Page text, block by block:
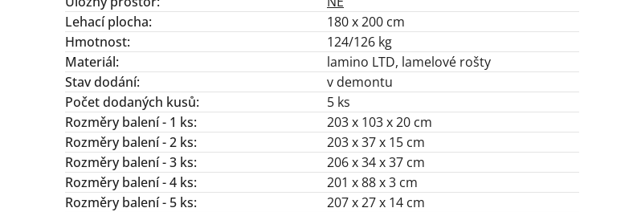
Lehací plocha:
180 x 200 cm
Hmotnost:
124/126 kg
Materiál:
lamino LTD, lamelové rošty
Stav dodání:
v demontu
Počet dodaných kusů:
5 ks
Rozměry balení - 1 ks:
203 x 103 x 20 cm
Rozměry balení - 2 ks:
203 x 37 x 15 cm
Rozměry balení - 3 ks:
206 x 34 x 37 cm
Rozměry balení - 4 ks:
201 x 88 x 3 cm
Rozměry balení - 5 ks:
207 x 27 x 14 cm